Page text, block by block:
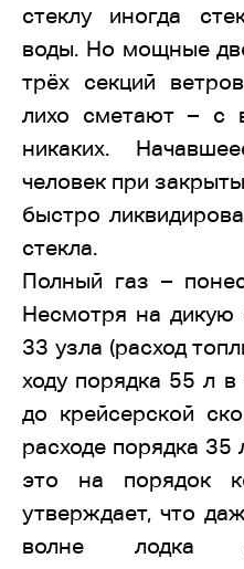
стеклу иногда
воды. Но мощные
трёх секций
лихо сметают – с
никаких.
человек при
быстро
стекла.
Полный газ –
Несмотря на дикую
33 узла (расход
ходу порядка 55 л
до крейсерской
расходе порядка 35
это на порядок
утверждает, что
волне лодка